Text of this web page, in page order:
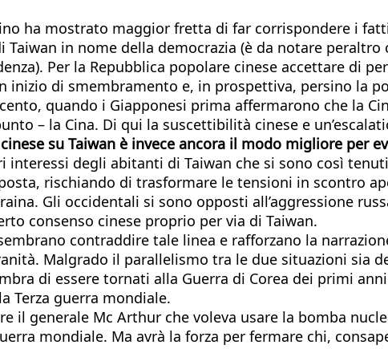
ha mostrato maggior fretta di far corrispondere i
in nome della democrazia (è da notare peraltro
Per la Repubblica popolare cinese accettare di
inizio di smembramento e, in prospettiva, persino la
quando i Giapponesi prima affermarono che la
– la Cina. Di qui la suscettibilità cinese e
su Taiwan è invece ancora il modo migliore per
interessi degli abitanti di Taiwan che si sono così
rischiando di trasformare le tensioni in scontro
Gli occidentali si sono opposti all’aggressione
consenso cinese proprio per via di Taiwan.
contraddire tale linea e rafforzano la
Malgrado il parallelismo tra le due situazioni sia
di essere tornati alla Guerra di Corea dei primi
Terza guerra mondiale.
il generale Mc Arthur che voleva usare la bomba
mondiale. Ma avrà la forza per fermare chi,